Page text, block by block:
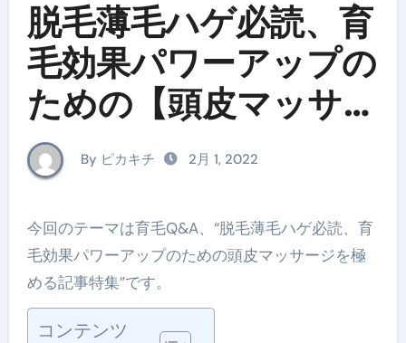
脱毛薄毛ハゲ必読、育
毛効果パワーアップの
ための【頭皮マッサー
ジ】を極める記事特集
By ピカキチ 2月 1, 2022
今回のテーマは育毛Q&A、“脱毛薄毛ハゲ必読、育
毛効果パワーアップのための頭皮マッサージを極
める記事特集”です。
コンテンツ